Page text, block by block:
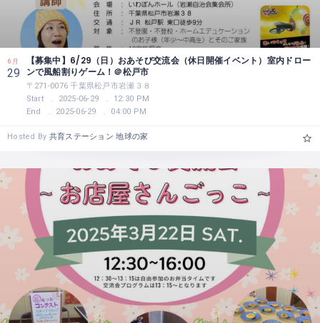
6月
29
【募集中】6/29（日）おあそび交流会（休日開催イベント）室内ドロー
ンで風船割りゲーム！＠松戸市
〒271-0076 千葉県松戸市岩瀬３８
Start
2025-06-29
12:30 PM
End
2025-06-29 04:00 PM
Hosted By 共育ステーション 地球の家